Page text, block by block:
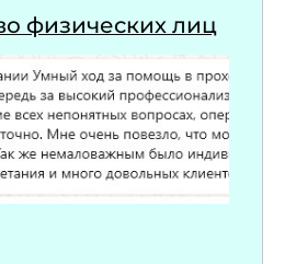
физических лиц